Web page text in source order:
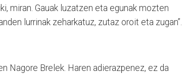
miran. Gauak luzatzen eta egunak mozten
lurrinak zeharkatuz, zutaz oroit eta zugan”.
Nagore Brelek. Haren adierazpenez, ez da